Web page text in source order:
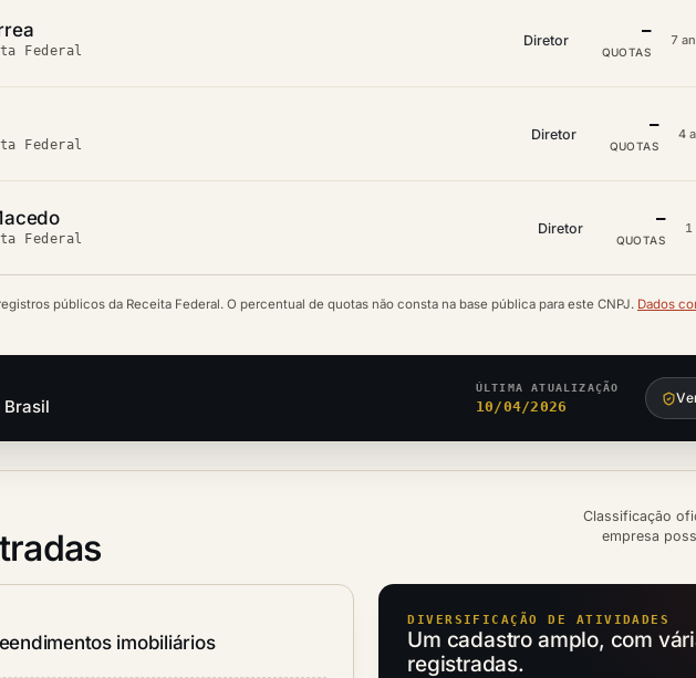
Federal
Diretor
—
QUOTAS
7
Federal
Diretor
—
QUOTAS
4
Federal
Diretor
—
QUOTAS
1
públicos da Receita Federal. O percentual de quotas não consta na base pública para este CNPJ. Dados
Brasil
ÚLTIMA ATUALIZAÇÃO
10/04/2026
Classificação
empresa
imobiliários
DIVERSIFICAÇÃO DE ATIVIDADES
Um cadastro amplo, com
registradas.